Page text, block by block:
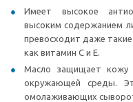
Имеет высокое
высоким содержанием
превосходит даже
как витамин С и Е.
Масло защищает кожу
окружающей среды.
омолаживающих